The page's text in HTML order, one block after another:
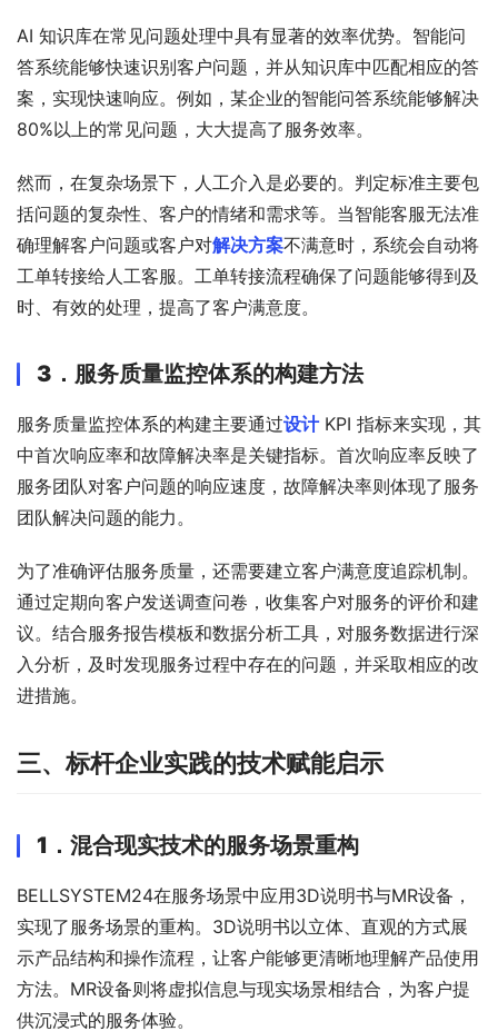
AI 知识库在常见问题处理中具有显著的效率优势。智能问
答系统能够快速识别客户问题，并从知识库中匹配相应的答
案，实现快速响应。例如，某企业的智能问答系统能够解决
80%以上的常见问题，大大提高了服务效率。
然而，在复杂场景下，人工介入是必要的。判定标准主要包
括问题的复杂性、客户的情绪和需求等。当智能客服无法准
确理解客户问题或客户对解决方案不满意时，系统会自动将
工单转接给人工客服。工单转接流程确保了问题能够得到及
时、有效的处理，提高了客户满意度。
3． 服务质量监控体系的构建方法
服务质量监控体系的构建主要通过设计 KPI 指标来实现，其
中首次响应率和故障解决率是关键指标。首次响应率反映了
服务团队对客户问题的响应速度，故障解决率则体现了服务
团队解决问题的能力。
为了准确评估服务质量，还需要建立客户满意度追踪机制。
通过定期向客户发送调查问卷，收集客户对服务的评价和建
议。结合服务报告模板和数据分析工具，对服务数据进行深
入分析，及时发现服务过程中存在的问题，并采取相应的改
进措施。
三、标杆企业实践的技术赋能启示
1． 混合现实技术的服务场景重构
BELLSYSTEM24在服务场景中应用3D说明书与MR设备，
实现了服务场景的重构。3D说明书以立体、直观的方式展
示产品结构和操作流程，让客户能够更清晰地理解产品使用
方法。MR设备则将虚拟信息与现实场景相结合，为客户提
供沉浸式的服务体验。